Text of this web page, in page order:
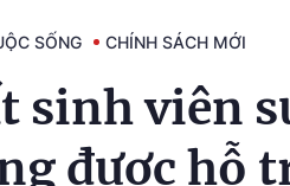
SỐNG CHÍNH SÁCH MỚI
sinh viên
được hỗ